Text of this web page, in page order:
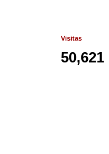
Visitas
50,621